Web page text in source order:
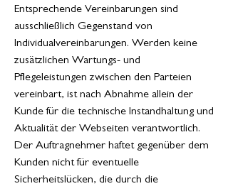
Entsprechende Vereinbarungen sind
ausschließlich Gegenstand von
Individualvereinbarungen. Werden keine
zusätzlichen Wartungs- und
Pflegeleistungen zwischen den Parteien
vereinbart, ist nach Abnahme allein der
Kunde für die technische Instandhaltung und
Aktualität der Webseiten verantwortlich.
Der Auftragnehmer haftet gegenüber dem
Kunden nicht für eventuelle
Sicherheitslücken, die durch die